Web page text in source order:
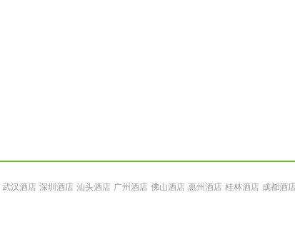
武汉酒店 深圳酒店 汕头酒店 广州酒店 佛山酒店 惠州酒店 桂林酒店 成都酒